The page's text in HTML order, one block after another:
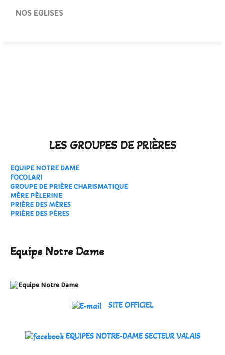
NOS EGLISES
LES GROUPES DE PRIÈRES
EQUIPE NOTRE DAME
FOCOLARI
GROUPE DE PRIÈRE CHARISMATIQUE
MÈRE PÈLERINE
PRIÈRE DES MÈRES
PRIÈRE DES PÈRES
Equipe Notre Dame
SITE OFFICIEL
EQUIPES NOTRE-DAME SECTEUR VALAIS